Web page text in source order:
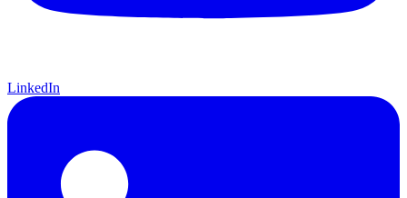
LinkedIn